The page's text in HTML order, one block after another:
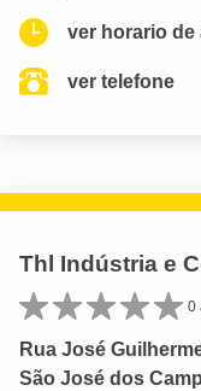
ver horario de
ver telefone
Thl Indústria e
0
Rua José
São José dos